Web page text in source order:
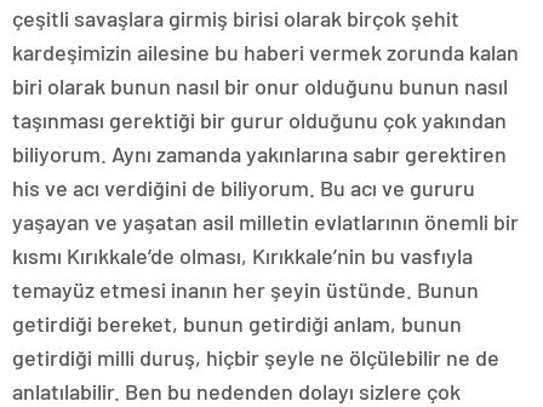
çeşitli savaşlara girmiş birisi olarak birçok şehit
kardeşimizin ailesine bu haberi vermek zorunda kalan
biri olarak bunun nasıl bir onur olduğunu bunun nasıl
taşınması gerektiği bir gurur olduğunu çok yakından
biliyorum. Aynı zamanda yakınlarına sabır gerektiren
his ve acı verdiğini de biliyorum. Bu acı ve gururu
yaşayan ve yaşatan asil milletin evlatlarının önemli bir
kısmı Kırıkkale’de olması, Kırıkkale’nin bu vasfıyla
temayüz etmesi inanın her şeyin üstünde. Bunun
getirdiği bereket, bunun getirdiği anlam, bunun
getirdiği milli duruş, hiçbir şeyle ne ölçülebilir ne de
anlatılabilir. Ben bu nedenden dolayı sizlere çok